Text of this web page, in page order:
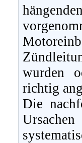
wurden
richtig
Die